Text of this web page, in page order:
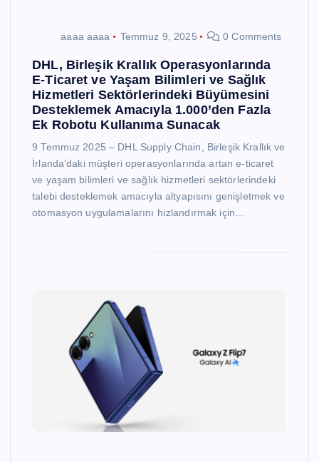
aaaa aaaa Temmuz 9, 2025 0 Comments
DHL, Birleşik Krallık Operasyonlarında
E-Ticaret ve Yaşam Bilimleri ve Sağlık
Hizmetleri Sektörlerindeki Büyümesini
Desteklemek Amacıyla 1.000’den Fazla
Ek Robotu Kullanıma Sunacak
9 Temmuz 2025 – DHL Supply Chain, Birleşik Krallık ve
İrlanda’daki müşteri operasyonlarında artan e-ticaret
ve yaşam bilimleri ve sağlık hizmetleri sektörlerindeki
talebi desteklemek amacıyla altyapısını genişletmek ve
otomasyon uygulamalarını hızlandırmak için…